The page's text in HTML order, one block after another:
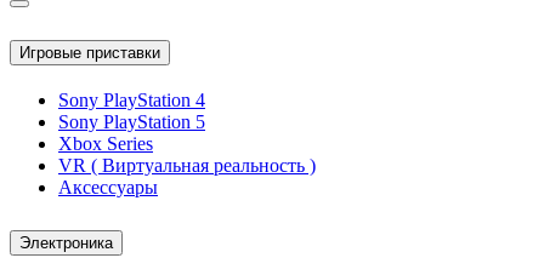
Игровые приставки
Sony PlayStation 4
Sony PlayStation 5
Xbox Series
VR ( Виртуальная реальность )
Аксессуары
Электроника